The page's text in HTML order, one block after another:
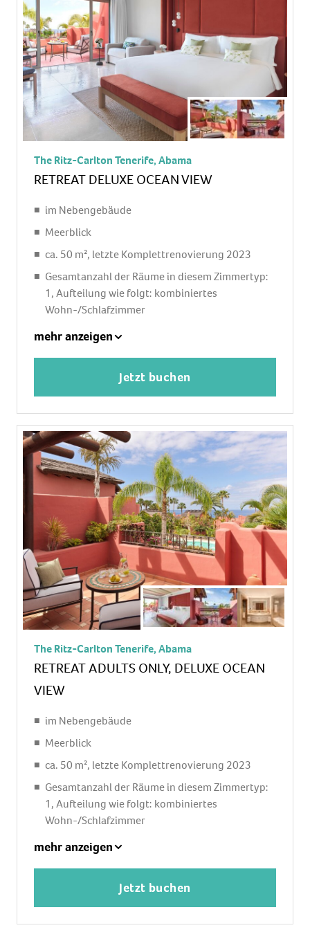
Minibar: gegen Gebühr, Softdrinks: gegen
Gebühr, Wasser: gegen Gebühr, alkoholische
Getränke: gegen Gebühr, Snacks: gegen Gebühr,
Minibarauffüllung: täglich
Telefon, Internet: WLAN/WiFi: ohne Gebühr,
Breitband-Internet/DSL: gegen Gebühr,
Fernseher: Flatscreen, deutsches Programm,
ohne Gebühr
separate Dusche, Regendusche, Badewanne, WC,
Bademantel: ohne Gebühr, Slipper: ohne Gebühr,
Föhn, Kosmetikspiegel
The Ritz-Carlton Tenerife, Abama
RETREAT DELUXE OCEAN VIEW
im Nebengebäude
Meerblick
ca. 50 m², letzte Komplettrenovierung 2023
Gesamtanzahl der Räume in diesem Zimmertyp:
1, Aufteilung wie folgt: kombiniertes
Wohn-/Schlafzimmer
& Reservierung notwendig
individuell regelbar
Safe: ohne Gebühr
Sofa, Schreibtisch
Bügeleisen
Nespressomaschine, Kaffee-/Teezubereiter,
Wasserkocher
Minibar: gegen Gebühr, Softdrinks: gegen
Gebühr, Wasser: gegen Gebühr, alkoholische
Getränke: gegen Gebühr, Snacks: gegen Gebühr,
Minibarauffüllung
Telefon, Internet: WLAN/WiFi: ohne Gebühr,
Breitband-Internet/DSL: gegen Gebühr,
Reinigungsservice
separate Dusche, Regendusche, Badewanne, WC,
Bademantel: ohne Gebühr, Slipper: ohne Gebühr,
Föhn, Kosmetikspiegel
mehr anzeigen
Jetzt buchen
The Ritz-Carlton Tenerife, Abama
RETREAT ADULTS ONLY, DELUXE OCEAN
VIEW
im Nebengebäude
Meerblick
ca. 50 m², letzte Komplettrenovierung 2023
Gesamtanzahl der Räume in diesem Zimmertyp:
1, Aufteilung wie folgt: kombiniertes
Wohn-/Schlafzimmer
Fußboden: Fliesenboden
Sofa, Schreibtisch
mehr anzeigen
Jetzt buchen